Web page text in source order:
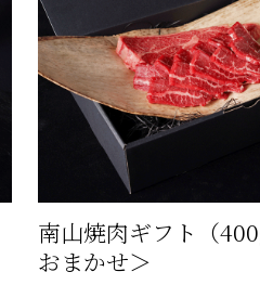
南山焼肉ギフト（
おまかせ＞